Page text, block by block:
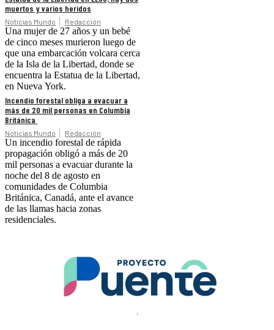
muertos y varios heridos
Noticias Mundo Redacción
Una mujer de 27 años y un bebé
de cinco meses murieron luego de
que una embarcación volcara cerca
de la Isla de la Libertad, donde se
encuentra la Estatua de la Libertad,
en Nueva York.
Incendio forestal obliga a evacuar a
más de 20 mil personas en Columbia
Británica
Noticias Mundo Redacción
Un incendio forestal de rápida
propagación obligó a más de 20
mil personas a evacuar durante la
noche del 8 de agosto en
comunidades de Columbia
Británica, Canadá, ante el avance
de las llamas hacia zonas
residenciales.
.